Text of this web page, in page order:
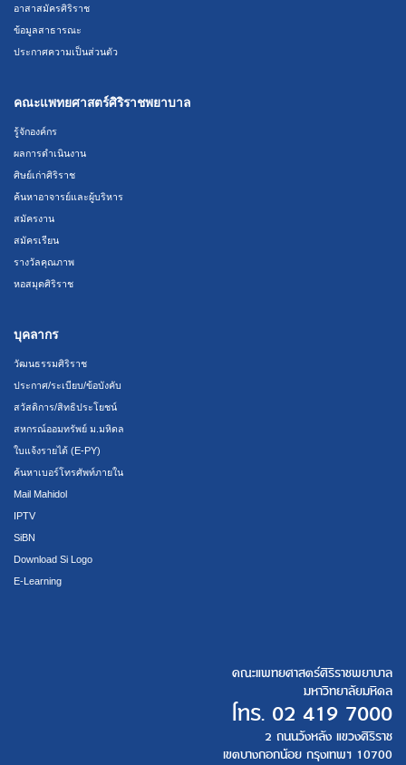
อาสาสมัครศิริราช
ข้อมูลสาธารณะ
ประกาศความเป็นส่วนตัว
คณะแพทยศาสตร์ศิริราชพยาบาล
รู้จักองค์กร
ผลการดำเนินงาน
ศิษย์เก่าศิริราช
ค้นหาอาจารย์และผู้บริหาร
สมัครงาน
สมัครเรียน
รางวัลคุณภาพ
หอสมุดศิริราช
บุคลากร
วัฒนธรรมศิริราช
ประกาศ/ระเบียบ/ข้อบังคับ
สวัสดิการ/สิทธิประโยชน์
สหกรณ์ออมทรัพย์ ม.มหิดล
ใบแจ้งรายได้ (E-PY)
ค้นหาเบอร์โทรศัพท์ภายใน
Mail Mahidol
IPTV
SiBN
Download Si Logo
E-Learning
คณะแพทยศาสตร์ศิริราชพยาบาล
มหาวิทยาลัยมหิดล
โทร. 02 419 7000
2 ถนนวังหลัง แขวงศิริราช
เขตบางกอกน้อย กรุงเทพฯ 10700